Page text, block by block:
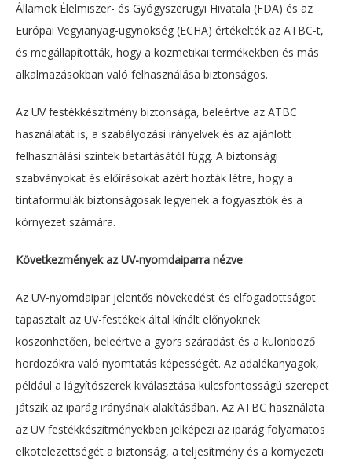
Államok Élelmiszer- és Gyógyszerügyi Hivatala (FDA) és az
Európai Vegyianyag-ügynökség (ECHA) értékelték az ATBC-t,
és megállapították, hogy a kozmetikai termékekben és más
alkalmazásokban való felhasználása biztonságos.
Az UV festékkészítmény biztonsága, beleértve az ATBC
használatát is, a szabályozási irányelvek és az ajánlott
felhasználási szintek betartásától függ. A biztonsági
szabványokat és előírásokat azért hozták létre, hogy a
tintaformulák biztonságosak legyenek a fogyasztók és a
környezet számára.
Következmények az UV-nyomdaiparra nézve
Az UV-nyomdaipar jelentős növekedést és elfogadottságot
tapasztalt az UV-festékek által kínált előnyöknek
köszönhetően, beleértve a gyors száradást és a különböző
hordozókra való nyomtatás képességét. Az adalékanyagok,
például a lágyítószerek kiválasztása kulcsfontosságú szerepet
játszik az iparág irányának alakításában. Az ATBC használata
az UV festékkészítményekben jelképezi az iparág folyamatos
elkötelezettségét a biztonság, a teljesítmény és a környezeti